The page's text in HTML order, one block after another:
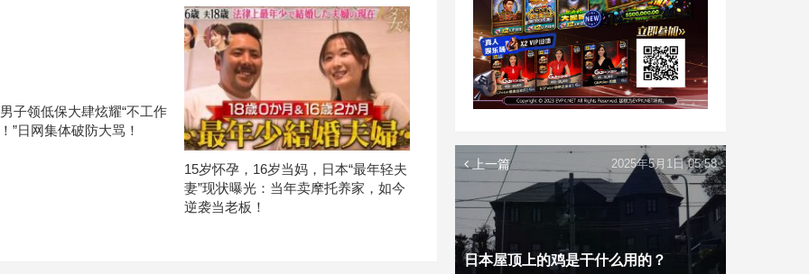
子领低保大肆炫耀“不工作
”日网集体破防大骂！
15岁怀孕，16岁当妈，日本“最年轻夫
妻”现状曝光：当年卖摩托养家，如今
逆袭当老板！
上一篇
日本屋顶上的鸡是干什么用的？
2025年5月1日 05:58